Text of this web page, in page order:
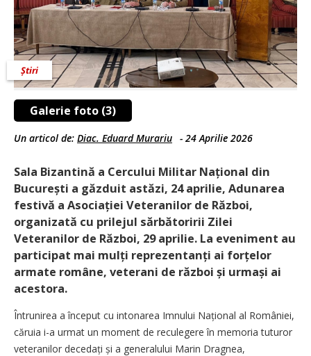
Galerie foto (3)
Știri
Un articol de: Diac. Eduard Murariu - 24 Aprilie 2026
Sala Bizantină a Cercului Militar Național din
București a găzduit astăzi, 24 aprilie, Adunarea
festivă a Asociației Veteranilor de Război,
organizată cu prilejul sărbătoririi Zilei
Veteranilor de Război, 29 aprilie. La eveniment au
participat mai mulți reprezentanți ai forțelor
armate române, veterani de război și urmași ai
acestora.
Întrunirea a început cu intonarea Imnului Național al României,
căruia i-a urmat un moment de reculegere în memoria tuturor
veteranilor decedați și a generalului Marin Dragnea,